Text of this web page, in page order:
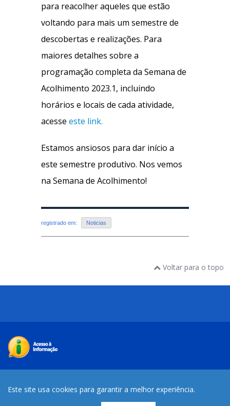
Este site usa cookies para garantir a melhor experiência.
para reacolher aqueles que estão
voltando para mais um semestre de
descobertas e realizações. Para
maiores detalhes sobre a
programação completa da Semana de
Acolhimento 2023.1, incluindo
horários e locais de cada atividade,
acesse este link.
Estamos ansiosos para dar início a
este semestre produtivo. Nos vemos
na Semana de Acolhimento!
registrado em: Noticias
Voltar para o topo
Desenvolvido com o CMS de código aberto Joomla